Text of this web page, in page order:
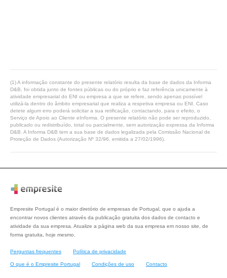
(1) A informação constante do presente relatório resulta da base de dados da Informa
D&B, foi obtida junto de fontes públicas ou do próprio e faz referência unicamente à
atividade empresarial do ENI ou empresa a que se refere, sendo apenas possível
utilizá-la dentro do âmbito empresarial que realiza a respetiva empresa ou ENI. Caso
detete algum erro poderá solicitar a sua retificação, contactando, para o efeito, o
Serviço de Apoio ao Cliente eInforma. O presente relatório não pode ser reproduzido,
publicado ou redistribuído, total ou parcialmente, sem autorização expressa da Informa
D&B. A Informa D&B tem a sua base de dados legalizada pela Comissão Nacional de
Proteção de Dados (Autorização Nº 32/96, emitida a 27/02/1996).
Empresite Portugal é o maior diretório de empresas de Portugal, que o ajuda a
encontrar novos clientes através da publicação gratuita dos dados de contacto e
atividade da sua empresa. Atualize a página web da sua empresa em nosso site, de
forma gratuita, hoje mesmo.
Perguntas frequentes Política de privacidade
O que é o Empresite Portugal Condições de uso Contacto